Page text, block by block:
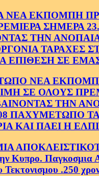
ΝΕΑ ΕΚΠΟΜΠΗ
ΣΗΜΕΡΑ
ΤΗΝ
ΤΑΡΑΧΕΣ
ΕΠΙΘΕΣΗ ΣΕ
ΝΕΑ
ΣΕ ΟΛΟΥΣ
ΤΗΝ
ΠΑΧΥΜΕΤΩΠΟ
ΚΑΙ ΠΑΕΙ Η
Κυπρο. Παγκοσμια
Τεκτονισμου .250